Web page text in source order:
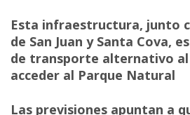
Esta infraestructura, junto
de San Juan y Santa Cova,
de transporte alternativo al
acceder al Parque Natural
Las previsiones apuntan a